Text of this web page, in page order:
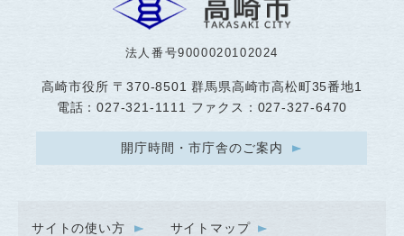
法人番号9000020102024
高崎市役所 〒370-8501 群馬県高崎市高松町35番地1
電話：027-321-1111 ファクス：027-327-6470
開庁時間・市庁舎のご案内
サイトの使い方 サイトマップ